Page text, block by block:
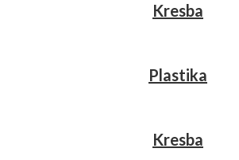
Kresba
Plastika
Kresba